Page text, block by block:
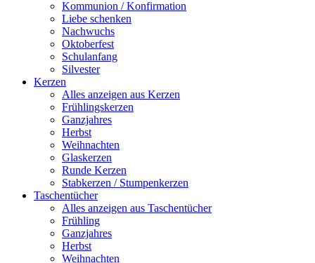
Kommunion / Konfirmation
Liebe schenken
Nachwuchs
Oktoberfest
Schulanfang
Silvester
Kerzen
Alles anzeigen aus Kerzen
Frühlingskerzen
Ganzjahres
Herbst
Weihnachten
Glaskerzen
Runde Kerzen
Stabkerzen / Stumpenkerzen
Taschentücher
Alles anzeigen aus Taschentücher
Frühling
Ganzjahres
Herbst
Weihnachten